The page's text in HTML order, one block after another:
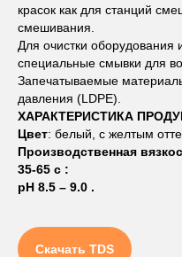
красок как для станций
смешивания.
Для очистки оборудования
специальные смывки для
Запечатываемые
давления (LDPE).
ХАРАКТЕРИСТИКА
Цвет: белый, с желтым
Производственная
35-65 с :
pH 8.5 – 9.0 .
Скачать TDS